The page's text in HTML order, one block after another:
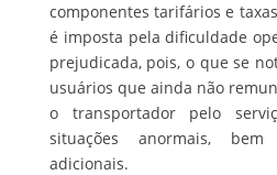
componentes tarifários e
é imposta pela dificuldade
prejudicada, pois, o que se
usuários que ainda não
o transportador pelo
situações anormais,
adicionais.